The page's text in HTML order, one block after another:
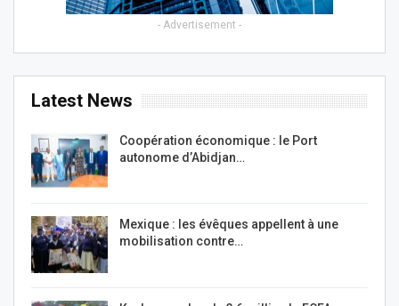
- Advertisement -
Latest News
Coopération économique : le Port
autonome d’Abidjan…
Mexique : les évêques appellent à une
mobilisation contre…